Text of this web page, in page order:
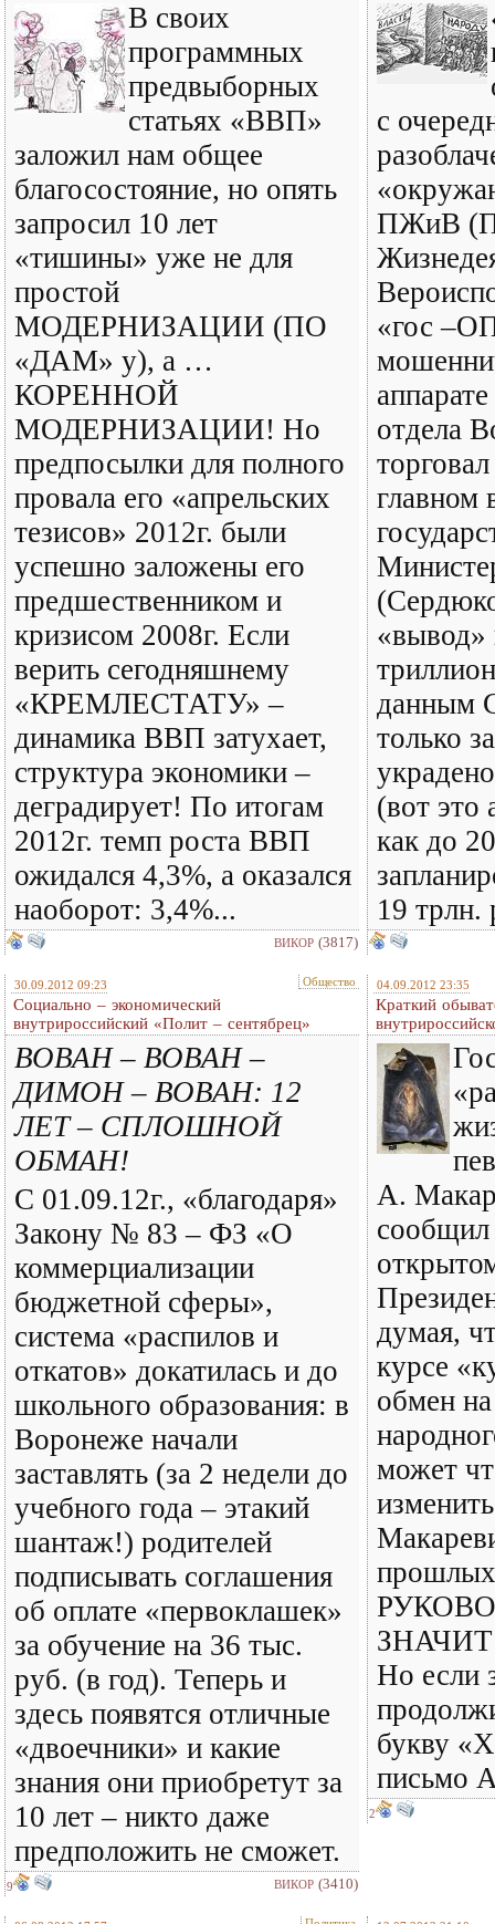
В своих
программных
предвыборных
статьях «ВВП»
заложил нам общее
благосостояние, но опять
запросил 10 лет
«тишины» уже не для
простой
МОДЕРНИЗАЦИИ (ПО
«ДАМ» у), а …
КОРЕННОЙ
МОДЕРНИЗАЦИИ! Но
предпосылки для полного
провала его «апрельских
тезисов» 2012г. были
успешно заложены его
предшественником и
кризисом 2008г. Если
верить сегодняшнему
«КРЕМЛЕСТАТУ» –
динамика ВВП затухает,
структура экономики –
деградирует! По итогам
2012г. темп роста ВВП
ожидался 4,3%, а оказался
наоборот: 3,4%...
ВИКОР (3817)
с
ПЖиВ
«гос
отдела
главном
«вывод»
данным
только
(вот это
как до
19 трлн.
30.09.2012 09:23 Общество
Социально – экономический
внутрироссийский «Полит – сентябрец»
ВОВАН – ВОВАН –
ДИМОН – ВОВАН: 12
ЛЕТ – СПЛОШНОЙ
ОБМАН!
С 01.09.12г., «благодаря»
Закону № 83 – ФЗ «О
коммерциализации
бюджетной сферы»,
система «распилов и
откатов» докатилась и до
школьного образования: в
Воронеже начали
заставлять (за 2 недели до
учебного года – этакий
шантаж!) родителей
подписывать соглашения
об оплате «первоклашек»
за обучение на 36 тыс.
руб. (в год). Теперь и
здесь появятся отличные
«двоечники» и какие
знания они приобретут за
10 лет – никто даже
предположить не сможет.
9 ВИКОР (3410)
04.09.2012 23:35
Краткий
А.
сообщил
думая,
курсе
обмен
может
Но если
букву
письмо
2